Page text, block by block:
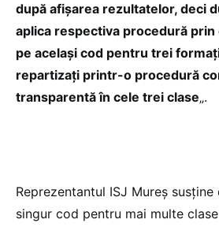
după afişarea rezultatelor, deci
aplica respectiva procedură prin
pe acelaşi cod pentru trei
repartizaţi printr-o procedură
transparentă în cele trei clase„.
Reprezentantul ISJ Mureş
singur cod pentru mai multe